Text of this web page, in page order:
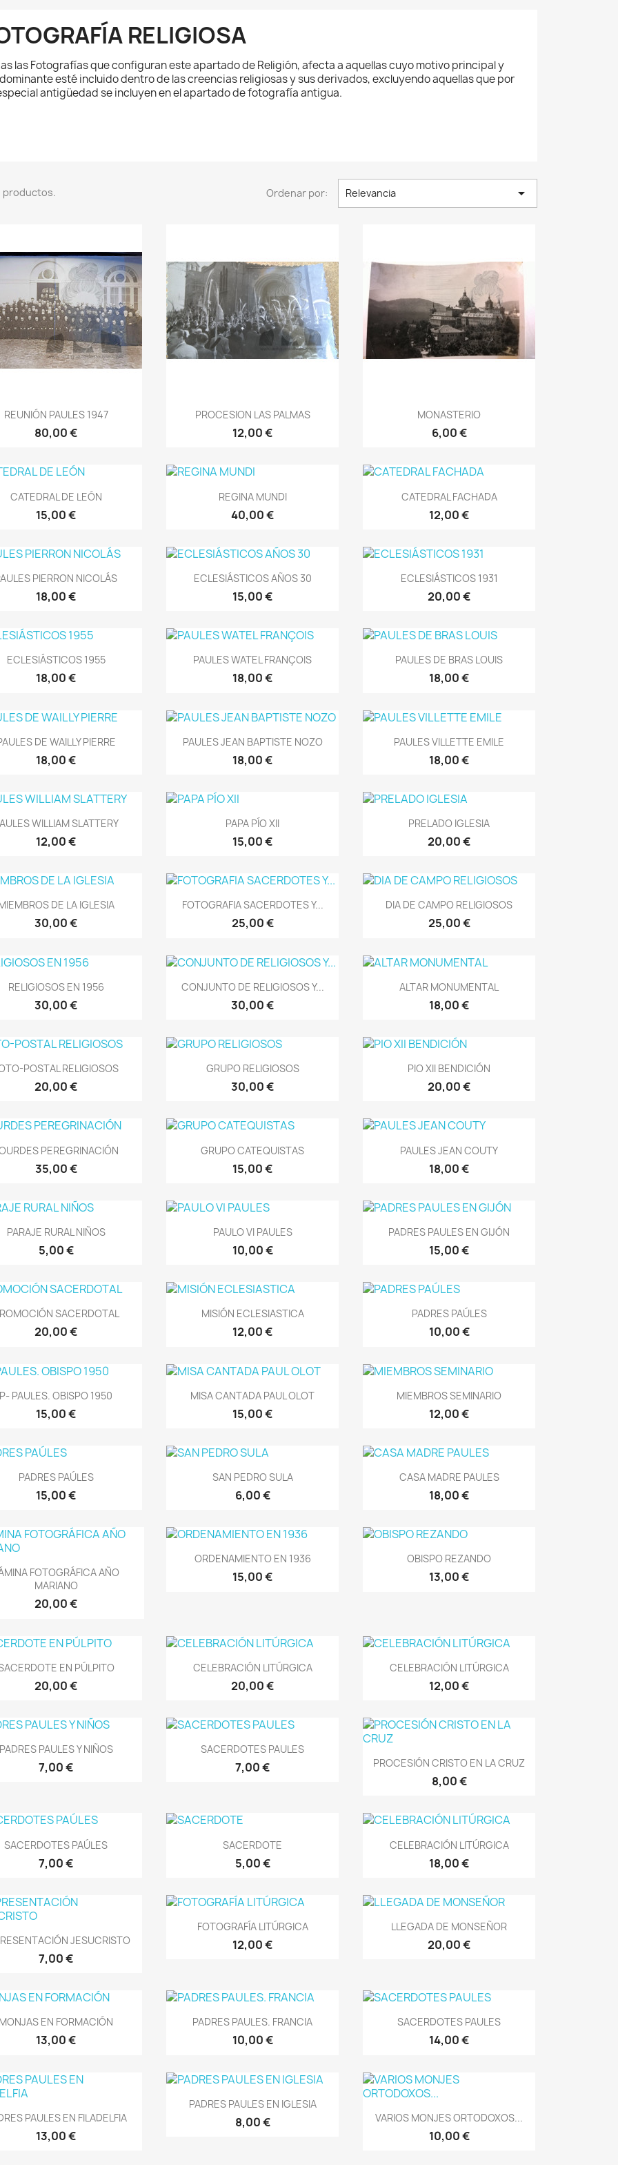
RELIGIOSA
las Fotografías que configuran este apartado de Religión, afecta a aquellas cuyo motivo principal y
esté incluido dentro de las creencias religiosas y sus derivados, excluyendo aquellas que por
antigüedad se incluyen en el apartado de fotografía antigua.
productos. Ordenar por: Relevancia 
Vista rápida
REUNIÓN PAULES 1947
80,00 €
Vista rápida
PROCESION LAS PALMAS
12,00 €
Vista rápida
MONASTERIO
6,00 €
Vista rápida
CATEDRAL DE LEÓN
15,00 €
Vista rápida
REGINA MUNDI
40,00 €
Vista rápida
CATEDRAL FACHADA
12,00 €
Vista rápida
PIERRON NICOLÁS
18,00 €
Vista rápida
ECLESIÁSTICOS AÑOS 30
15,00 €
Vista rápida
ECLESIÁSTICOS 1931
20,00 €
Vista rápida
ECLESIÁSTICOS 1955
18,00 €
Vista rápida
PAULES WATEL FRANÇOIS
18,00 €
Vista rápida
PAULES DE BRAS LOUIS
18,00 €
Vista rápida
DE WAILLY PIERRE
18,00 €
Vista rápida
PAULES JEAN BAPTISTE NOZO
18,00 €
Vista rápida
PAULES VILLETTE EMILE
18,00 €
Vista rápida
WILLIAM SLATTERY
12,00 €
Vista rápida
PAPA PÍO XII
15,00 €
Vista rápida
PRELADO IGLESIA
20,00 €
Vista rápida
DE LA IGLESIA
30,00 €
Vista rápida
FOTOGRAFIA SACERDOTES Y...
25,00 €
Vista rápida
DIA DE CAMPO RELIGIOSOS
25,00 €
Vista rápida
RELIGIOSOS EN 1956
30,00 €
Vista rápida
CONJUNTO DE RELIGIOSOS Y...
30,00 €
Vista rápida
ALTAR MONUMENTAL
18,00 €
Vista rápida
POSTAL RELIGIOSOS
20,00 €
Vista rápida
GRUPO RELIGIOSOS
30,00 €
Vista rápida
PIO XII BENDICIÓN
20,00 €
Vista rápida
PEREGRINACIÓN
35,00 €
Vista rápida
GRUPO CATEQUISTAS
15,00 €
Vista rápida
PAULES JEAN COUTY
18,00 €
 Vista rápida
PARAJE RURAL NIÑOS
5,00 €
 Vista rápida
PAULO VI PAULES
10,00 €
Vista rápida
PADRES PAULES EN GIJÓN
15,00 €
Vista rápida
SACERDOTAL
20,00 €
Vista rápida
MISIÓN ECLESIASTICA
12,00 €
Vista rápida
PADRES PAÚLES
10,00 €
Vista rápida
P- PAULES. OBISPO 1950
15,00 €
Vista rápida
MISA CANTADA PAUL OLOT
15,00 €
Vista rápida
MIEMBROS SEMINARIO
12,00 €
Vista rápida
PADRES PAÚLES
15,00 €
Vista rápida
SAN PEDRO SULA
6,00 €
 Vista rápida
CASA MADRE PAULES
18,00 €
Vista rápida
FOTOGRÁFICA AÑO
MARIANO
20,00 €
Vista rápida
ORDENAMIENTO EN 1936
15,00 €
Vista rápida
OBISPO REZANDO
13,00 €
Vista rápida
EN PÚLPITO
20,00 €
Vista rápida
CELEBRACIÓN LITÚRGICA
20,00 €
Vista rápida
CELEBRACIÓN LITÚRGICA
12,00 €
Vista rápida
PAULES Y NIÑOS
7,00 €
Vista rápida
SACERDOTES PAULES
7,00 € Vista rápida
PROCESIÓN CRISTO EN LA CRUZ
8,00 €
Vista rápida
SACERDOTES PAÚLES
7,00 €
Vista rápida
SACERDOTE
5,00 €
Vista rápida
CELEBRACIÓN LITÚRGICA
18,00 €
Vista rápidaJESUCRISTO
7,00 €
Vista rápida
FOTOGRAFÍA LITÚRGICA
12,00 €
Vista rápida
LLEGADA DE MONSEÑOR
20,00 €
Vista rápida
EN FORMACIÓN
13,00 €
Vista rápida
PADRES PAULES. FRANCIA
10,00 €
Vista rápida
SACERDOTES PAULES
14,00 €
Vista rápida
PAULES EN FILADELFIA
13,00 €
Vista rápida
PADRES PAULES EN IGLESIA
8,00 € Vista rápida
VARIOS MONJES ORTODOXOS...
10,00 €